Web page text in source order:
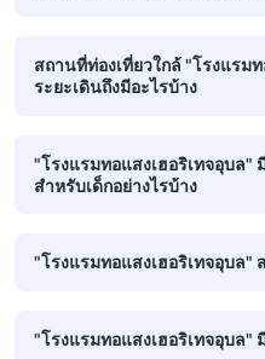
สถานที่ท่องเที่ยวใกล้ "โรงแรม
ระยะเดินถึงมีอะไรบ้าง
"โรงแรมทอแสงเฮอริเทจอุบล"
สำหรับเด็กอย่างไรบ้าง
"โรงแรมทอแสงเฮอริเทจอุบล"
"โรงแรมทอแสงเฮอริเทจอุบล"